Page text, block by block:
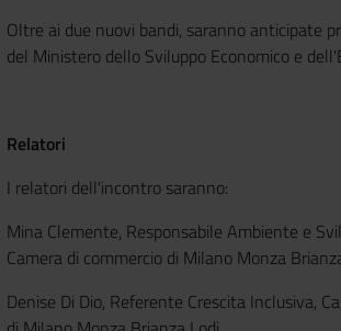
Oltre ai due nuovi bandi, saranno anticipate
del Ministero dello Sviluppo Economico e
Relatori
I relatori dell'incontro saranno:
Mina Clemente, Responsabile Ambiente e
Camera di commercio di Milano Monza
Denise Di Dio, Referente Crescita Inclusiva,